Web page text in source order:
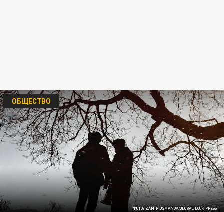
ФОТО: ZAMIR USMANOV/GLOBAL LOOK PRESS
ОБЩЕСТВО